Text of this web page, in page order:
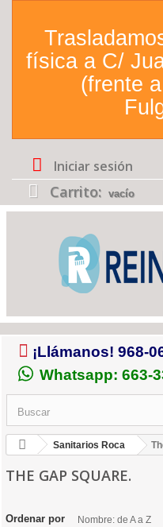
física a C/
(frente
Iniciar sesión
Carrito: vacío
¡Llámanos! 968-
Whatsapp: 663-
Sanitarios Roca
THE GAP SQUARE.
Ordenar por Nombre: de A a Z